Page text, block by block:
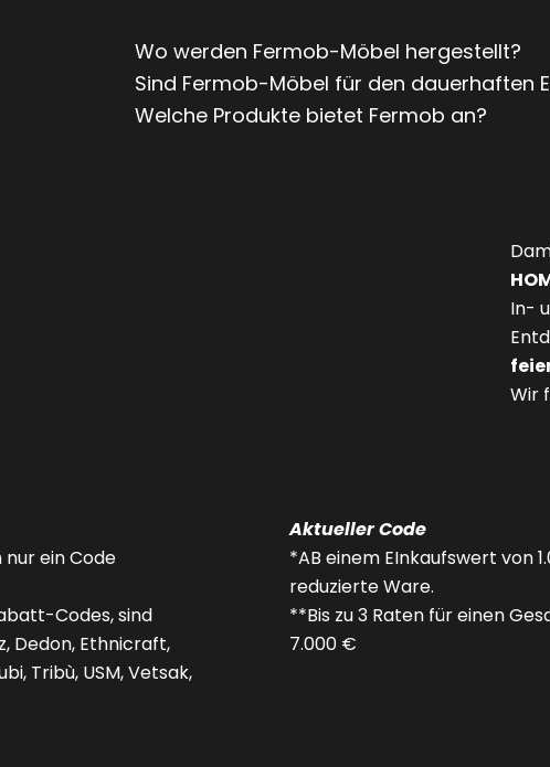
Wo werden Fermob-Möbel hergestellt?
Sind Fermob-Möbel für den dauerhaften
Welche Produkte bietet Fermob an?
In-
Wir
nur ein Code
Codes, sind
Dedon, Ethnicraft,
Tribù, USM, Vetsak,
Aktueller Code
*AB einem EInkaufswert von
reduzierte Ware.
**Bis zu 3 Raten für einen
7.000 €